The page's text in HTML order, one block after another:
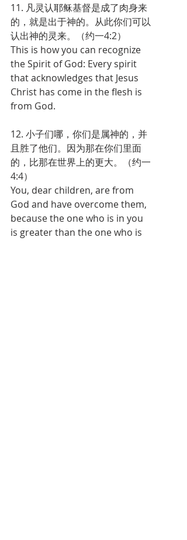
11. 凡灵认耶稣基督是成了肉身来
的，就是出于神的。从此你们可以
认出神的灵来。（约一4:2）
This is how you can recognize
the Spirit of God: Every spirit
that acknowledges that Jesus
Christ has come in the flesh is
from God.
12. 小子们哪，你们是属神的，并
且胜了他们。因为那在你们里面
的，比那在世界上的更大。（约一
4:4）
You, dear children, are from
God and have overcome them,
because the one who is in you
is greater than the one who is